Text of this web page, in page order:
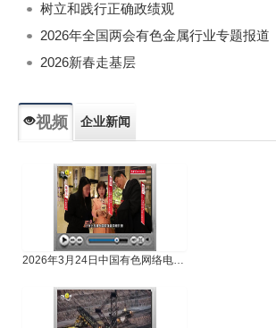
树立和践行正确政绩观
2026年全国两会有色金属行业专题报道
2026新春走基层
视频 企业新闻
2026年3月24日中国有色网络电视新闻